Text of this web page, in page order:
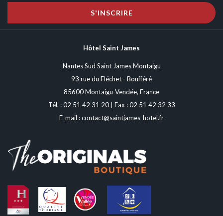
Culture, détente et confort : faites de l'hôtel
Jamesvotre lieu pour découvrir la Vendée en hiver en toute sérénité.
S'INSCRIRE
Hôtel Saint James
Nantes Sud Saint James Montaigu
93 rue du Fléchet - Boufféré
85600 Montaigu-Vendée, France
Tél. :02 51 42 31 20| Fax : 02 51 42 32 33
E-mail :contact@saintjames-hotel.fr